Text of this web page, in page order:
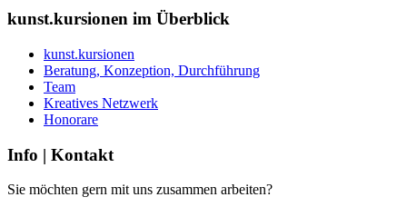
kunst.kursionen im Überblick
kunst.kursionen
Beratung, Konzeption, Durchführung
Team
Kreatives Netzwerk
Honorare
Info | Kontakt
Sie möchten gern mit uns zusammen arbeiten?